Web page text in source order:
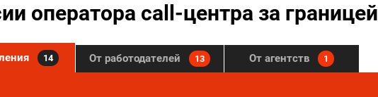
оператора call-центра за границей
14 От работодателей 13 От агентств 1